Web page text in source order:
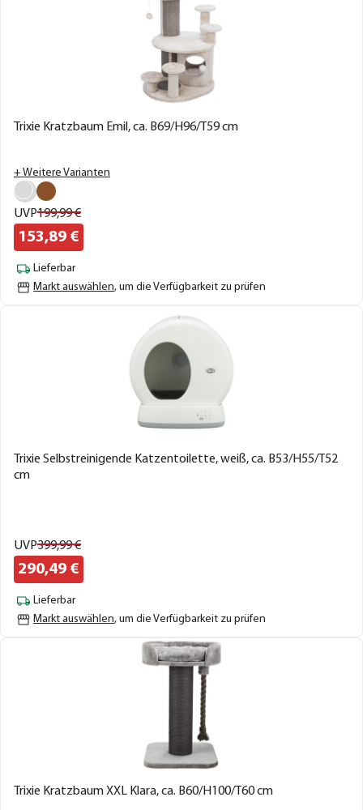
Trixie Kratzbaum Emil, ca. B69/H96/T59 cm
+ Weitere Varianten
UVP199,99€
153,89 €
Lieferbar
Markt auswählen, um die Verfügbarkeit zu prüfen
Trixie Selbstreinigende Katzentoilette, weiß, ca. B53/H55/T52
cm
UVP399,99€
290,49 €
Lieferbar
Markt auswählen, um die Verfügbarkeit zu prüfen
Trixie Kratzbaum XXL Klara, ca. B60/H100/T60 cm